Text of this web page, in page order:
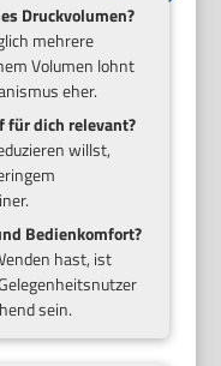
Druckvolumen?
mehrere
Volumen lohnt
eher.
für dich relevant?
willst,
Bedienkomfort?
hast, ist
sein.